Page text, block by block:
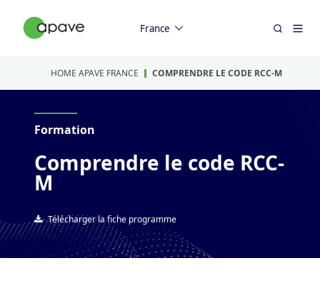
France
HOME APAVE FRANCE COMPRENDRE LE CODE RCC-M
Formation
Comprendre le code RCC-
M
Télécharger la fiche programme